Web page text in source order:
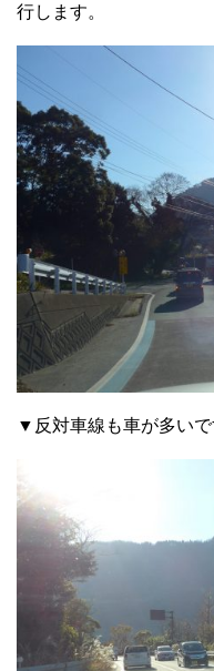
行します。
▼反対車線も車が多いで